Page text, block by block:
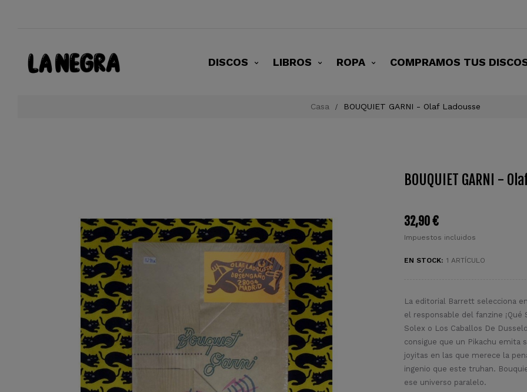
DISCOS LIBROS ROPA COMPRAMOS TUS
Casa BOUQUIET GARNI - Olaf Ladousse
BOUQUIET GARNI -
32,90 €
Impuestos incluidos
EN STOCK: 1 ARTÍCULO
La editorial Barrett selecciona
el responsable del fanzine
Solex o Los Caballos De
consigue que un Pikachu emita
joyitas en las que merece la
ingenio que este truhan.
ese universo paralelo.